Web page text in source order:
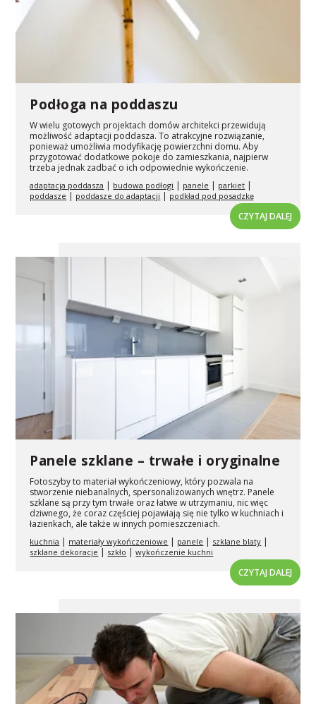
Podłoga na poddaszu
W wielu gotowych projektach domów architekci przewidują
możliwość adaptacji poddasza. To atrakcyjne rozwiązanie,
ponieważ umożliwia modyfikację powierzchni domu. Aby
przygotować dodatkowe pokoje do zamieszkania, najpierw
trzeba jednak zadbać o ich odpowiednie wykończenie.
adaptacja poddasza | budowa podłogi | panele | parkiet |
poddasze | poddasze do adaptacji | podkład pod posadzkę
CZYTAJ DALEJ
Panele szklane – trwałe i oryginalne
Fotoszyby to materiał wykończeniowy, który pozwala na
stworzenie niebanalnych, spersonalizowanych wnętrz. Panele
szklane są przy tym trwałe oraz łatwe w utrzymaniu, nic więc
dziwnego, że coraz częściej pojawiają się nie tylko w kuchniach i
łazienkach, ale także w innych pomieszczeniach.
kuchnia | materiały wykończeniowe | panele | szklane blaty |
szklane dekoracje | szkło |wykończenie kuchni
CZYTAJ DALEJ